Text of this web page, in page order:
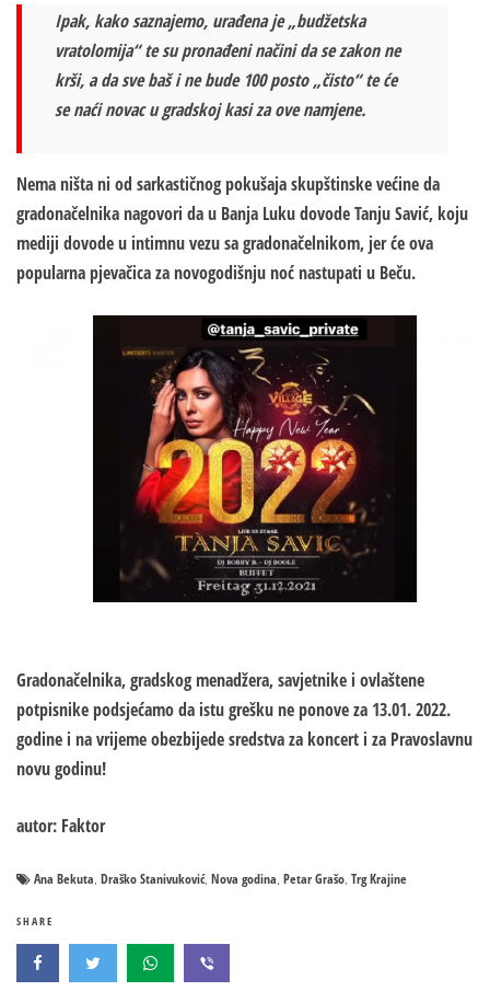
Ipak, kako saznajemo, urađena je „budžetska
vratolomija“ te su pronađeni načini da se zakon ne
krši, a da sve baš i ne bude 100 posto „čisto“ te će
se naći novac u gradskoj kasi za ove namjene.
Nema ništa ni od sarkastičnog pokušaja skupštinske većine da
gradonačelnika nagovori da u Banja Luku dovode Tanju Savić, koju
mediji dovode u intimnu vezu sa gradonačelnikom, jer će ova
popularna pjevačica za novogodišnju noć nastupati u Beču.
Gradonačelnika, gradskog menadžera, savjetnike i ovlaštene
potpisnike podsjećamo da istu grešku ne ponove za 13.01. 2022.
godine i na vrijeme obezbijede sredstva za koncert i za Pravoslavnu
novu godinu!
autor: Faktor
Ana Bekuta Draško Stanivuković, Nova godina Petar Grašo Trg Krajine
SHARE